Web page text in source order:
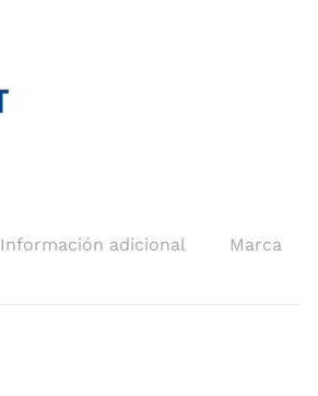
Información adicional
Marca